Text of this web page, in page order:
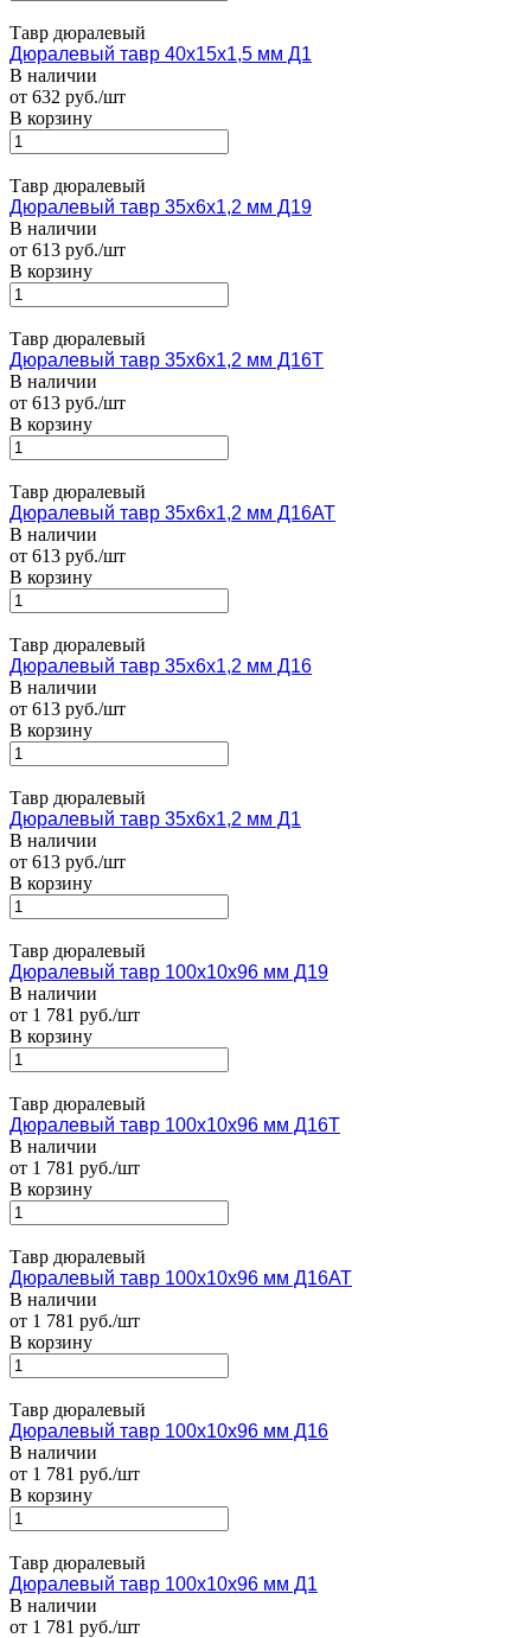
Тавр дюралевый
Дюралевый тавр 40х15х1,5 мм Д1
В наличии
от 632 руб./шт
В корзину
Тавр дюралевый
Дюралевый тавр 35х6х1,2 мм Д19
В наличии
от 613 руб./шт
В корзину
Тавр дюралевый
Дюралевый тавр 35х6х1,2 мм Д16Т
В наличии
от 613 руб./шт
В корзину
Тавр дюралевый
Дюралевый тавр 35х6х1,2 мм Д16АТ
В наличии
от 613 руб./шт
В корзину
Тавр дюралевый
Дюралевый тавр 35х6х1,2 мм Д16
В наличии
от 613 руб./шт
В корзину
Тавр дюралевый
Дюралевый тавр 35х6х1,2 мм Д1
В наличии
от 613 руб./шт
В корзину
Тавр дюралевый
Дюралевый тавр 100х10х96 мм Д19
В наличии
от 1 781 руб./шт
В корзину
Тавр дюралевый
Дюралевый тавр 100х10х96 мм Д16Т
В наличии
от 1 781 руб./шт
В корзину
Тавр дюралевый
Дюралевый тавр 100х10х96 мм Д16АТ
В наличии
от 1 781 руб./шт
В корзину
Тавр дюралевый
Дюралевый тавр 100х10х96 мм Д16
В наличии
от 1 781 руб./шт
В корзину
Тавр дюралевый
Дюралевый тавр 100х10х96 мм Д1
В наличии
от 1 781 руб./шт